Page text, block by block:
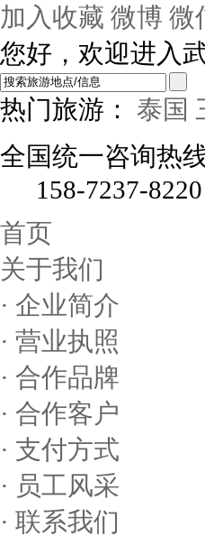
加入收藏 微博 微
您好，欢迎进入
热门旅游：
泰国
全国统一咨询热
158-7237-8220
首页
关于我们
· 企业简介
· 营业执照
· 合作品牌
· 合作客户
· 支付方式
· 员工风采
· 联系我们